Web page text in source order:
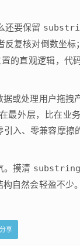
还要保留
复核对倒数坐标；
的直观逻辑，代
或处理用户拖拽
最外层，比在业
入、零兼容摩擦
。摸清 substring
自然会轻盈不少
分享